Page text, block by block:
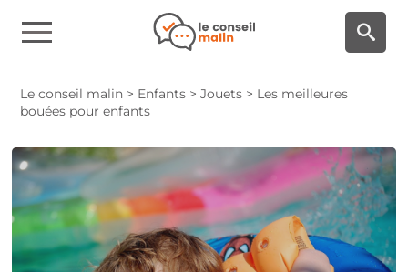
Le conseil malin > Enfants >Jouets > Les meilleures
bouées pour enfants